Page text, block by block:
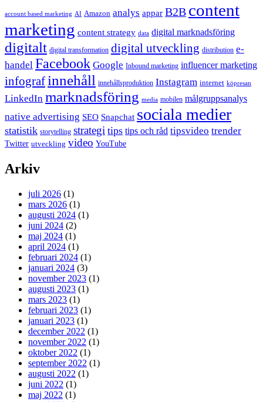
account based marketing AI Amazon analys appar B2B content
marketing content strategy data digital marknadsföring
digitalt digital transformation digital utveckling distribution e-
handel Facebook Google Inbound marketing influencer marketing
infograf innehåll innehållsproduktion Instagram internet köpresan
LinkedIn marknadsföring media mobilen målgruppsanalys
native advertising SEO Snapchat sociala medier
statistik storytelling strategi tips tips och råd tipsvideo trender
Twitter utveckling video YouTube
Arkiv
juli 2026 (1)
mars 2026 (1)
augusti 2024 (1)
juni 2024 (2)
maj 2024 (1)
april 2024 (1)
februari 2024 (1)
januari 2024 (3)
november 2023 (1)
augusti 2023 (1)
mars 2023 (1)
februari 2023 (1)
januari 2023 (1)
december 2022 (1)
november 2022 (1)
oktober 2022 (1)
september 2022 (1)
augusti 2022 (1)
juni 2022 (1)
maj 2022 (1)